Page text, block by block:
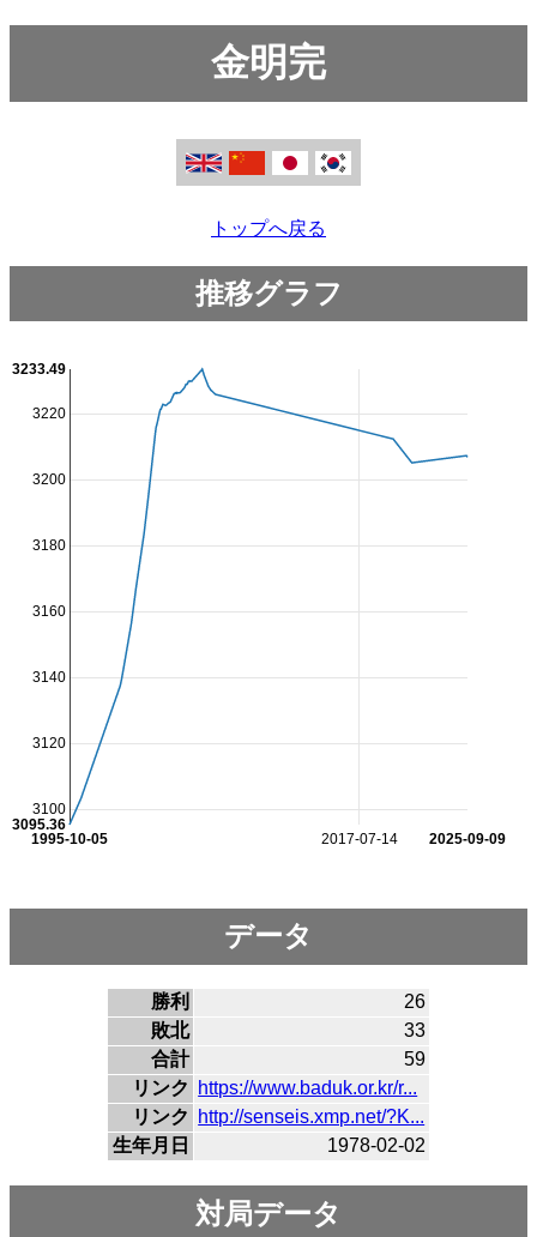
金明完
トップへ戻る
推移グラフ
2017-07-14
1995-10-05 2025-09-09
3100
3120
3140
3160
3180
3200
3220
3095.36
3233.49
データ
勝利
26
敗北
33
合計
59
リンク
https://www.baduk.or.kr/r...
リンク
http://senseis.xmp.net/?K...
生年月日
1978-02-02
対局データ